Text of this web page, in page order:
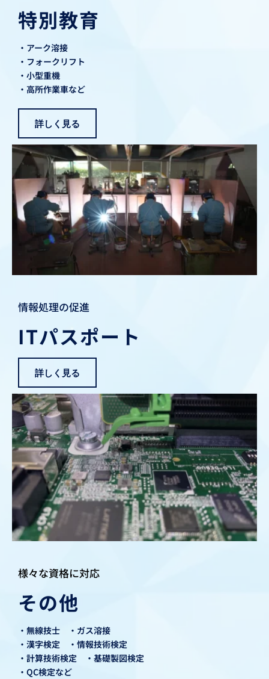
特別教育
・アーク溶接
・フォークリフト
・小型重機
・高所作業車など
詳しく見る
情報処理の促進
ITパスポート
詳しく見る
様々な資格に対応
その他
・無線技士　・ガス溶接
・漢字検定　・情報技術検定
・計算技術検定　・基礎製図検定
・QC検定など